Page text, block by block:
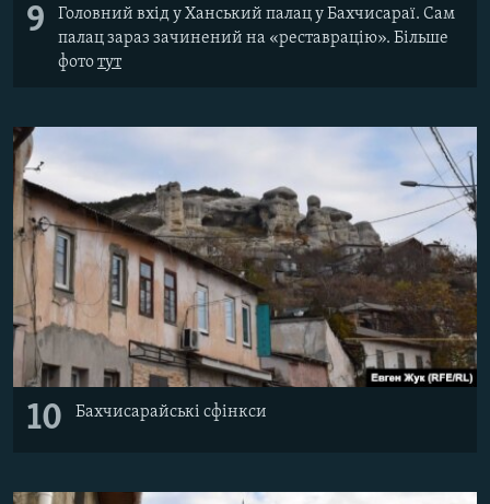
9
Головний вхід у Ханський палац у Бахчисараї. Сам
палац зараз зачинений на «реставрацію». Більше
фототут
10 Бахчисарайські сфінкси